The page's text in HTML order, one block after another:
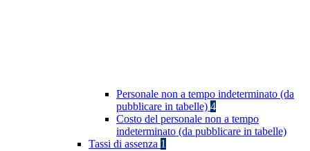
Personale non a tempo indeterminato (da
pubblicare in tabelle) 4
Costo del personale non a tempo
indeterminato (da pubblicare in tabelle)
Tassi di assenza 1